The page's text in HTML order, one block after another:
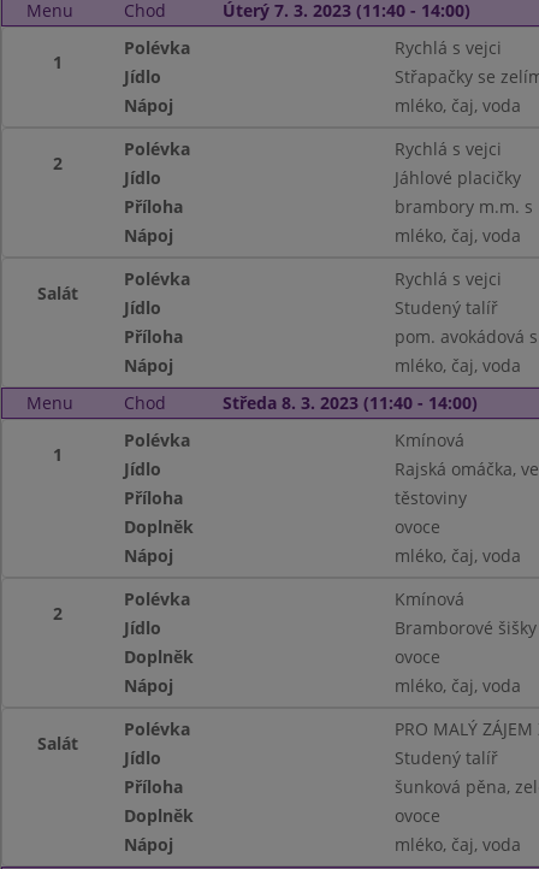
Menu
Chod Úterý 7. 3. 2023 (11:40 - 14:00)
1
Polévka
Rychlá s vejci
Jídlo
Střapačky se
Nápoj
mléko, čaj, voda
2
Polévka
Rychlá s vejci
Jídlo
Jáhlové placičky
Příloha
brambory m.m. s
Nápoj
mléko, čaj, voda
Salát
Polévka
Rychlá s vejci
Jídlo
Studený talíř
Příloha
pom. avokádová
Nápoj
mléko, čaj, voda
Menu
Chod Středa 8. 3. 2023 (11:40 - 14:00)
1
Polévka
Kmínová
Jídlo
Rajská omáčka,
Příloha
těstoviny
Doplněk
ovoce
Nápoj
mléko, čaj, voda
2
Polévka
Kmínová
Jídlo
Bramborové
Doplněk
ovoce
Nápoj
mléko, čaj, voda
Salát
Polévka
PRO MALÝ
Jídlo
Studený talíř
Příloha
šunková pěna,
Doplněk
ovoce
Nápoj
mléko, čaj, voda